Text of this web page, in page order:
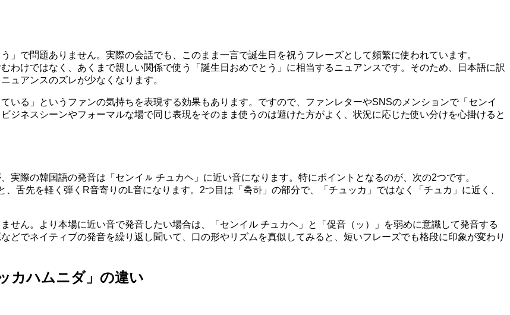
」で問題ありません。実際の会話でも、このまま一言で誕生日を祝うフレーズとして頻繁に使われています。
わけではなく、あくまで親しい関係で使う「誕生日おめでとう」に相当するニュアンスです。そのため、日本語に訳
ュアンスのズレが少なくなります。
いる」というファンの気持ちを表現する効果もあります。ですので、ファンレターやSNSのメンションで「センイ
ジネスシーンやフォーマルな場で同じ表現をそのまま使うのは避けた方がよく、状況に応じた使い分けを心掛けると
実際の韓国語の発音は「センイㇽ チュカヘ」に近い音になります。特にポイントとなるのが、次の2つです。
舌先を軽く弾くR音寄りのL音になります。2つ目は「축하」の部分で、「チュッカ」ではなく「チュカ」に近く、
せん。より本場に近い音で発音したい場合は、「センイル チュカヘ」と「促音（ッ）」を弱めに意識して発音する
どでネイティブの発音を繰り返し聞いて、口の形やリズムを真似してみると、短いフレーズでも格段に印象が変わり
カハムニダ」の違い